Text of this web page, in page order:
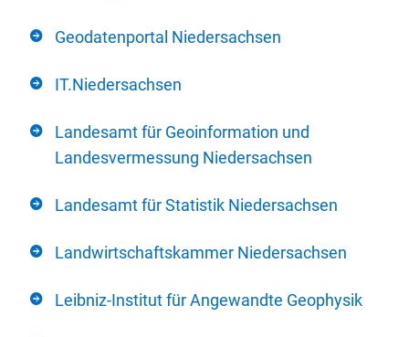
Geodatenportal Niedersachsen
IT.Niedersachsen
Landesamt für Geoinformation und
Landesvermessung Niedersachsen
Landesamt für Statistik Niedersachsen
Landwirtschaftskammer Niedersachsen
Leibniz-Institut für Angewandte Geophysik